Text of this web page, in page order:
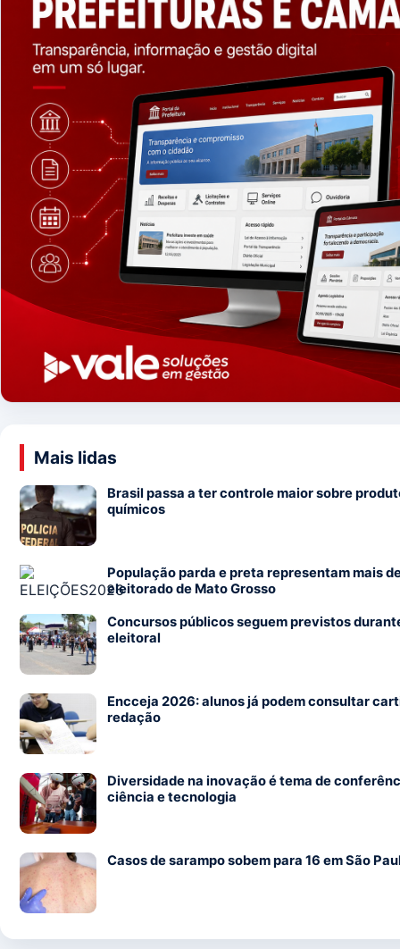
Mais lidas
Brasil passa a ter controle maior sobre
químicos
População parda e preta representam mais
eleitorado de Mato Grosso
Concursos públicos seguem previstos
eleitoral
Encceja 2026: alunos já podem consultar
redação
Diversidade na inovação é tema de
ciência e tecnologia
Casos de sarampo sobem para 16 em São